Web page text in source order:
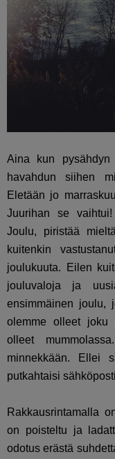
Aina kun pysähdyn
havahdun siihen
Eletään jo
Juurihan se vaihtui!
Joulu, piristää
kuitenkin
joulukuuta. Eilen
jouluvaloja ja
ensimmäinen joulu,
olemme olleet joku
olleet
minnekkään. Ellei
putkahtaisi
Rakkausrintamalla
on poisteltu ja
odotus erästä